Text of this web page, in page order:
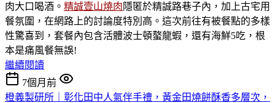
肉大口喝酒。 精誠壹山燒肉隱匿於精誠路巷子內，加上古宅用
餐氛圍，在網路上的討論度特別高。這次前往有被餐點的多樣
性驚喜到，套餐內包含活體波士頓螯龍蝦，還有海鮮5吃，根
本是痛風餐無誤!
繼續閱讀
7個月前
橙義製研所｜彰化田中人氣伴手禮，黃金田燒餅酥香多層次，